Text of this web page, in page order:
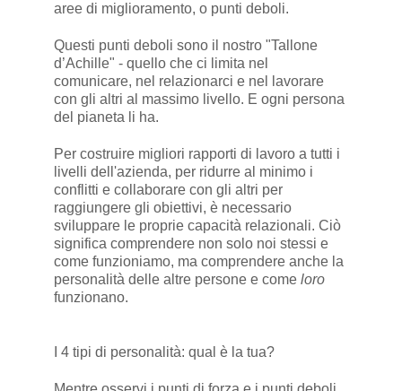
aree di miglioramento, o punti deboli.
Questi punti deboli sono il nostro "Tallone
d’Achille" - quello che ci limita nel
comunicare, nel relazionarci e nel lavorare
con gli altri al massimo livello. E ogni persona
del pianeta li ha.
Per costruire migliori rapporti di lavoro a tutti i
livelli dell'azienda, per ridurre al minimo i
conflitti e collaborare con gli altri per
raggiungere gli obiettivi, è necessario
sviluppare le proprie capacità relazionali. Ciò
significa comprendere non solo noi stessi e
come funzioniamo, ma comprendere anche la
personalità delle altre persone e come loro
funzionano.
I 4 tipi di personalità: qual è la tua?